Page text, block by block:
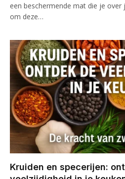
een beschermende mat die je
om deze…
Kruiden en specerijen: